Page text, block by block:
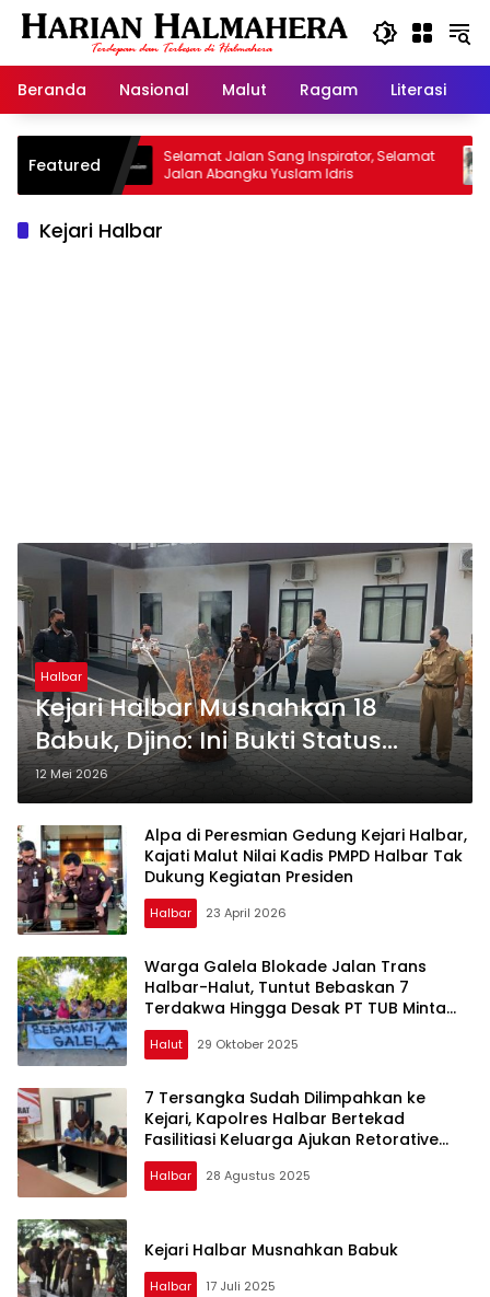
Langsung
Beranda
Nasional Malut Ragam Literasi
Featured
Selamat Jalan Sang Inspirator, Selamat
Jalan Abangku Yuslam Idris
Kejari Halbar
Halbar
Kejari Halbar Musnahkan 18
Babuk, Djino: Ini Bukti Status
Hukum Perkara Tuntas
12 Mei 2026
Alpa di Peresmian Gedung Kejari Halbar,
Kajati Malut Nilai Kadis PMPD Halbar Tak
Dukung Kegiatan Presiden
Halbar 23 April 2026
Warga Galela Blokade Jalan Trans
Halbar-Halut, Tuntut Bebaskan 7
Terdakwa Hingga Desak PT TUB Minta
Maaf
Halut 29 Oktober 2025
7 Tersangka Sudah Dilimpahkan ke
Kejari, Kapolres Halbar Bertekad
Fasilitiasi Keluarga Ajukan Retorative
Justice
Halbar 28 Agustus 2025
Kejari Halbar Musnahkan Babuk
Halbar 17 Juli 2025